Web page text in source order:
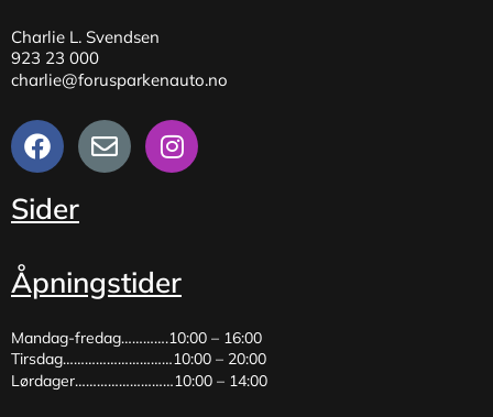
Charlie L. Svendsen
923 23 000
charlie@forusparkenauto.no
Sider
Åpningstider
Mandag-fredag………….10:00 – 16:00
Tirsdag…………………………10:00 – 20:00
Lørdager………………………10:00 – 14:00